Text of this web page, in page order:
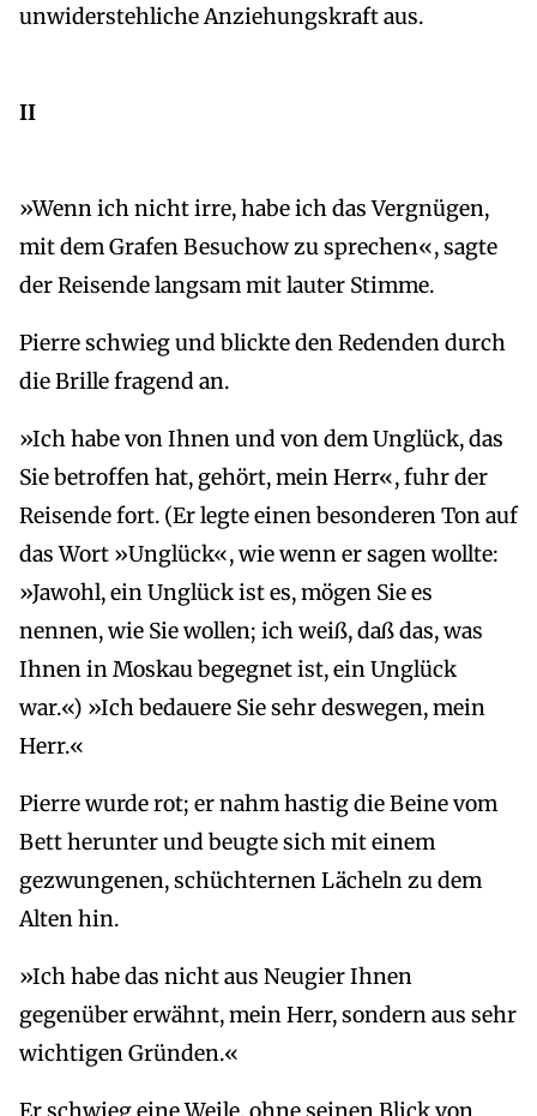
unwiderstehliche Anziehungskraft aus.
II
»Wenn ich nicht irre, habe ich das Vergnügen,
mit dem Grafen Besuchow zu sprechen«, sagte
der Reisende langsam mit lauter Stimme.
Pierre schwieg und blickte den Redenden durch
die Brille fragend an.
»Ich habe von Ihnen und von dem Unglück, das
Sie betroffen hat, gehört, mein Herr«, fuhr der
Reisende fort. (Er legte einen besonderen Ton auf
das Wort »Unglück«, wie wenn er sagen wollte:
»Jawohl, ein Unglück ist es, mögen Sie es
nennen, wie Sie wollen; ich weiß, daß das, was
Ihnen in Moskau begegnet ist, ein Unglück
war.«) »Ich bedauere Sie sehr deswegen, mein
Herr.«
Pierre wurde rot; er nahm hastig die Beine vom
Bett herunter und beugte sich mit einem
gezwungenen, schüchternen Lächeln zu dem
Alten hin.
»Ich habe das nicht aus Neugier Ihnen
gegenüber erwähnt, mein Herr, sondern aus sehr
wichtigen Gründen.«